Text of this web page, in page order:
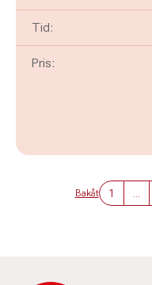
Tid:
Pris:
Bakåt 1